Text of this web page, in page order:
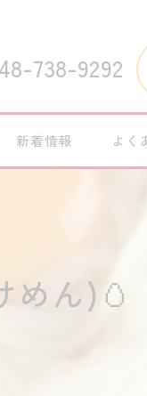
738-9292
新着情報 よく
めん)🥚